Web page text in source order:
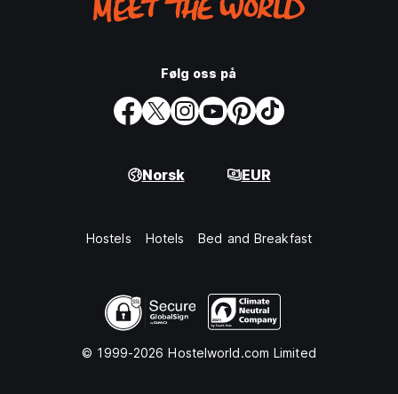
Følg oss på
Norsk EUR
Hostels Hotels Bed and Breakfast
© 1999-2026 Hostelworld.com Limited